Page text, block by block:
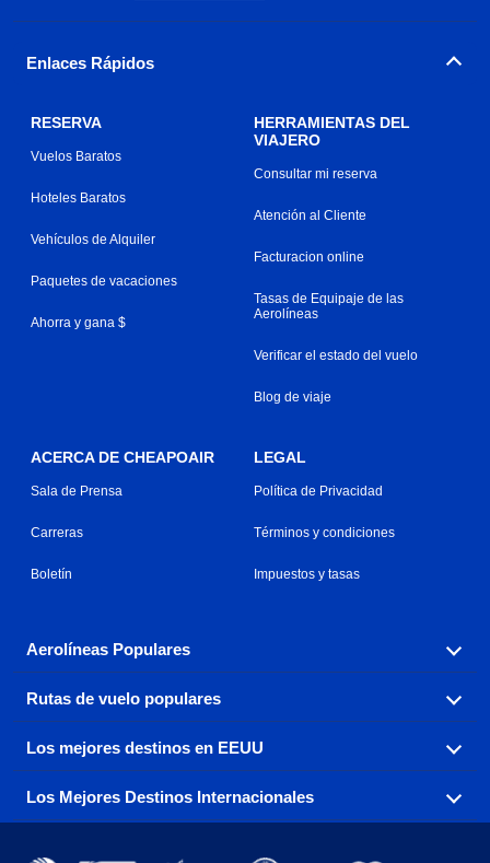
Enlaces Rápidos
RESERVA
Vuelos Baratos
Hoteles Baratos
Vehículos de Alquiler
Paquetes de vacaciones
Ahorra y gana $
HERRAMIENTAS DEL
VIAJERO
Consultar mi reserva
Atención al Cliente
Facturacion online
Tasas de Equipaje de las
Aerolíneas
Verificar el estado del vuelo
Blog de viaje
ACERCA DE CHEAPOAIR
Sala de Prensa
Carreras
Boletín
LEGAL
Política de Privacidad
Términos y condiciones
Impuestos y tasas
Aerolíneas Populares
Explora nuestras opciones de tarifas aéreas baratas por
aerolínea, con más de 500 opciones para elegir.
Aeromexico
Air France Alaska Airlines
Rutas de vuelo populares
Reserva una de nuestras rutas de vuelo más populares
con tres sencillos clics.
Los mejores destinos en EEUU
Encuentra boletos de avión baratos a destinos
populares de los EEUU de costa a costa.
Los Mejores Destinos Internacionales